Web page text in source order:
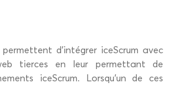
d’intégrer iceScrum avec
tierces en leur permettant de
iceScrum. Lorsqu’un de ces